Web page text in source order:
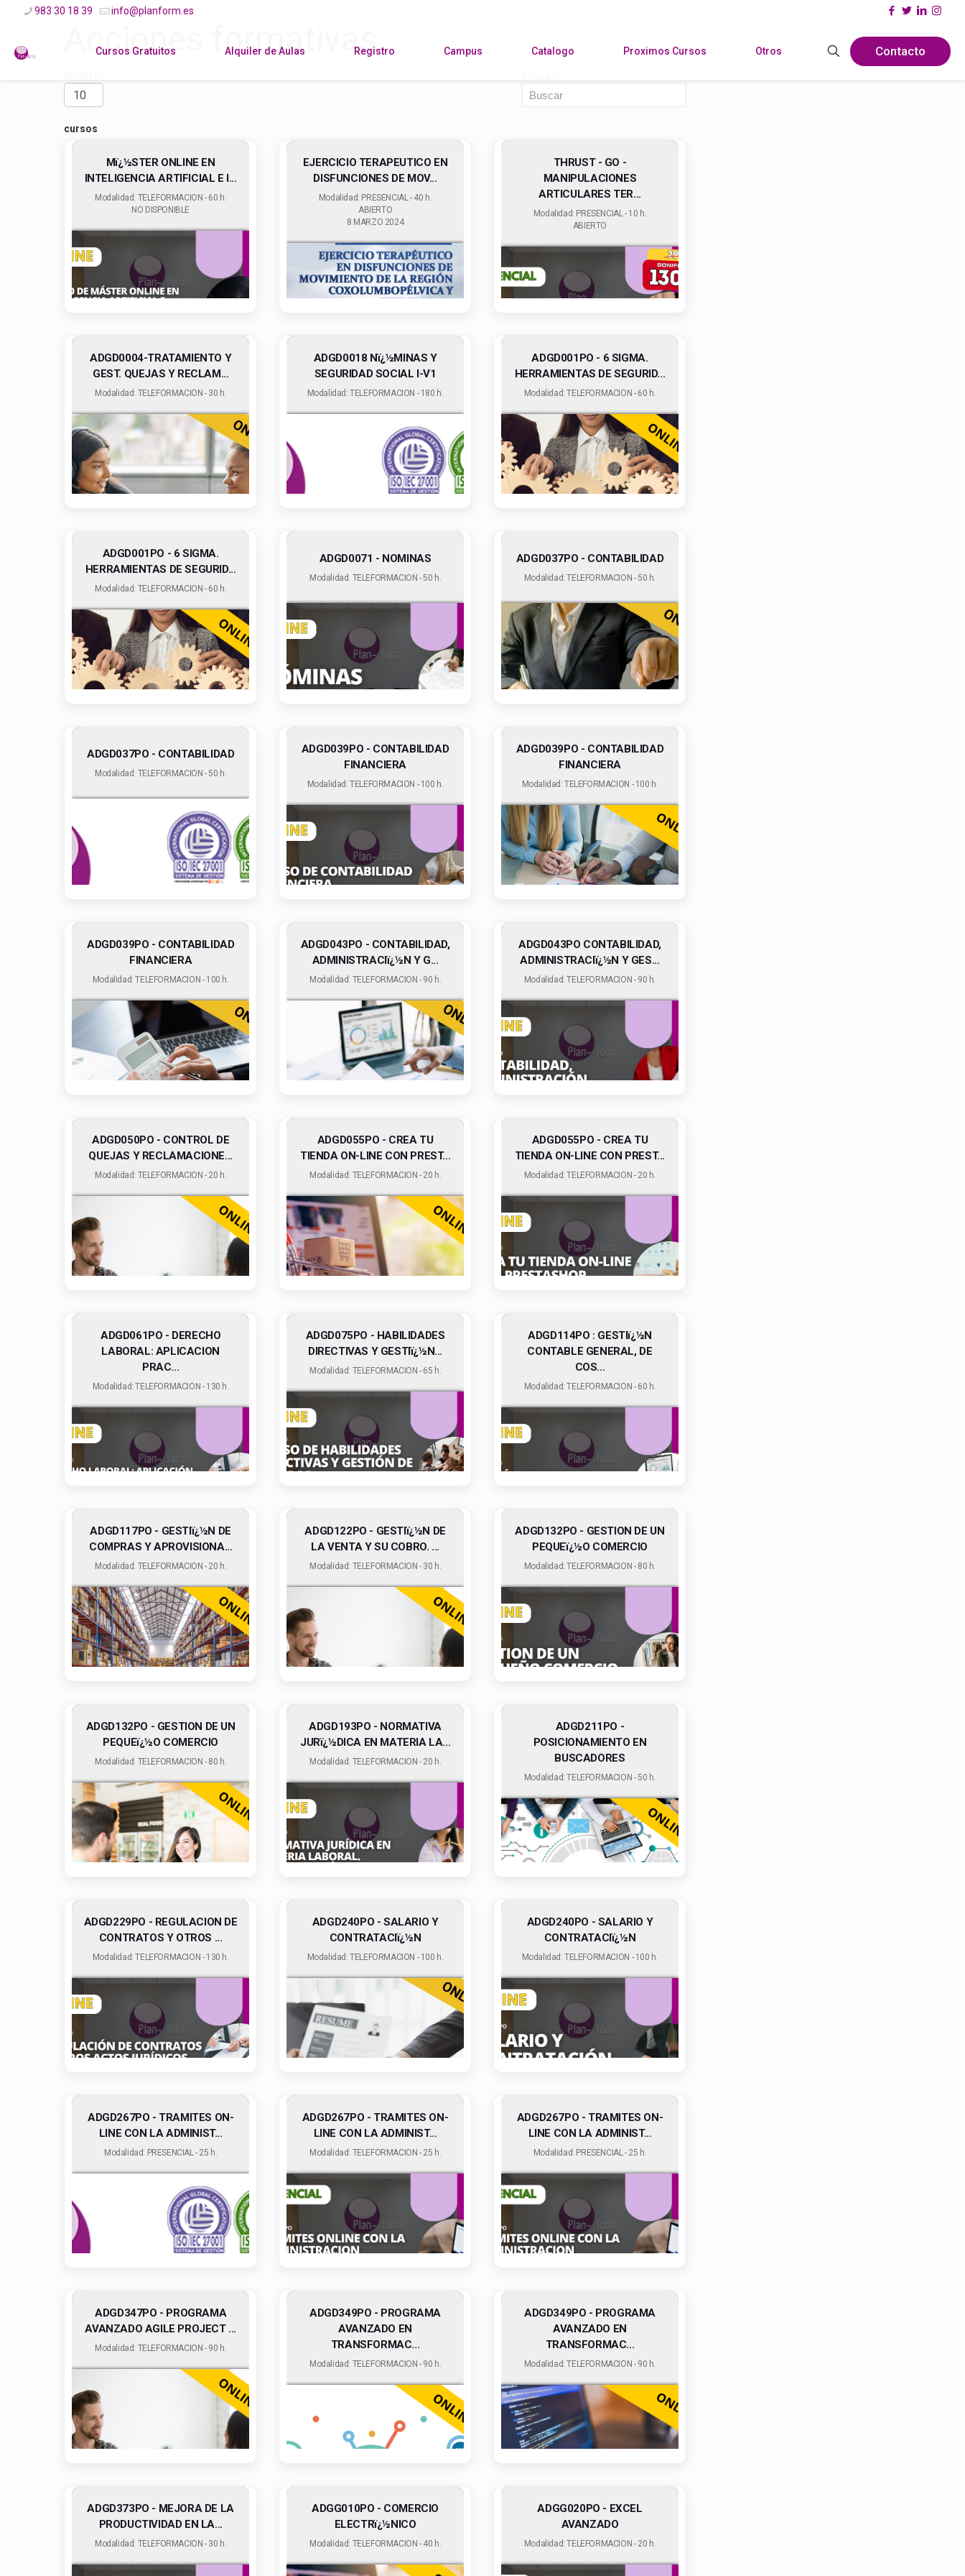
983 30 18 39 info@planform.es
Cursos Gratuitos Alquiler de Aulas Registro Campus Catalogo Proximos Cursos Otros Contacto
Acciones formativas
cursos
Mï¿½STER ONLINE EN
INTELIGENCIA ARTIFICIAL E I...
Modalidad: TELEFORMACION - 60 h.
NO DISPONIBLE
EJERCICIO TERAPEUTICO EN
DISFUNCIONES DE MOV...
Modalidad: PRESENCIAL - 40 h.
ABIERTO
8 MARZO 2024
THRUST - GO -
MANIPULACIONES
ARTICULARES TER...
Modalidad: PRESENCIAL - 10 h.
ABIERTO
ADGD0004-TRATAMIENTO Y
GEST. QUEJAS Y RECLAM...
Modalidad: TELEFORMACION - 30 h.
ADGD0018 Nï¿½MINAS Y
SEGURIDAD SOCIAL I-V1
Modalidad: TELEFORMACION - 180 h.
ADGD001PO - 6 SIGMA.
HERRAMIENTAS DE SEGURID...
Modalidad: TELEFORMACION - 60 h.
ADGD001PO - 6 SIGMA.
HERRAMIENTAS DE SEGURID...
Modalidad: TELEFORMACION - 60 h.
ADGD0071 - NOMINAS
Modalidad: TELEFORMACION - 50 h.
ADGD037PO - CONTABILIDAD
Modalidad: TELEFORMACION - 50 h.
ADGD037PO - CONTABILIDAD
Modalidad: TELEFORMACION - 50 h.
ADGD039PO - CONTABILIDAD
FINANCIERA
Modalidad: TELEFORMACION - 100 h.
ADGD039PO - CONTABILIDAD
FINANCIERA
Modalidad: TELEFORMACION - 100 h.
ADGD039PO - CONTABILIDAD
FINANCIERA
Modalidad: TELEFORMACION - 100 h.
ADGD043PO - CONTABILIDAD,
ADMINISTRACIï¿½N Y G...
Modalidad: TELEFORMACION - 90 h.
ADGD043PO CONTABILIDAD,
ADMINISTRACIï¿½N Y GES...
Modalidad: TELEFORMACION - 90 h.
ADGD050PO - CONTROL DE
QUEJAS Y RECLAMACIONE...
Modalidad: TELEFORMACION - 20 h.
ADGD055PO - CREA TU
TIENDA ON-LINE CON PREST...
Modalidad: TELEFORMACION - 20 h.
ADGD055PO - CREA TU
TIENDA ON-LINE CON PREST...
Modalidad: TELEFORMACION - 20 h.
ADGD061PO - DERECHO
LABORAL: APLICACION
PRAC...
Modalidad: TELEFORMACION - 130 h.
ADGD075PO - HABILIDADES
DIRECTIVAS Y GESTIï¿½N...
Modalidad: TELEFORMACION - 65 h.
ADGD114PO : GESTIï¿½N
CONTABLE GENERAL, DE
COS...
Modalidad: TELEFORMACION - 60 h.
ADGD117PO - GESTIï¿½N DE
COMPRAS Y APROVISIONA...
Modalidad: TELEFORMACION - 20 h.
ADGD122PO - GESTIï¿½N DE
LA VENTA Y SU COBRO. ...
Modalidad: TELEFORMACION - 30 h.
ADGD132PO - GESTION DE UN
PEQUEï¿½O COMERCIO
Modalidad: TELEFORMACION - 80 h.
ADGD132PO - GESTION DE UN
PEQUEï¿½O COMERCIO
Modalidad: TELEFORMACION - 80 h.
ADGD193PO - NORMATIVA
JURï¿½DICA EN MATERIA LA...
Modalidad: TELEFORMACION - 20 h.
ADGD211PO -
POSICIONAMIENTO EN
BUSCADORES
Modalidad: TELEFORMACION - 50 h.
ADGD229PO - REGULACION DE
CONTRATOS Y OTROS ...
Modalidad: TELEFORMACION - 130 h.
ADGD240PO - SALARIO Y
CONTRATACIï¿½N
Modalidad: TELEFORMACION - 100 h.
ADGD240PO - SALARIO Y
CONTRATACIï¿½N
Modalidad: TELEFORMACION - 100 h.
ADGD267PO - TRAMITES ON-
LINE CON LA ADMINIST...
Modalidad: PRESENCIAL - 25 h.
ADGD267PO - TRAMITES ON-
LINE CON LA ADMINIST...
Modalidad: TELEFORMACION - 25 h.
ADGD267PO - TRAMITES ON-
LINE CON LA ADMINIST...
Modalidad: PRESENCIAL - 25 h.
ADGD347PO - PROGRAMA
AVANZADO AGILE PROJECT ...
Modalidad: TELEFORMACION - 90 h.
ADGD349PO - PROGRAMA
AVANZADO EN
TRANSFORMAC...
Modalidad: TELEFORMACION - 90 h.
ADGD349PO - PROGRAMA
AVANZADO EN
TRANSFORMAC...
Modalidad: TELEFORMACION - 90 h.
ADGD373PO - MEJORA DE LA
PRODUCTIVIDAD EN LA...
Modalidad: TELEFORMACION - 30 h.
ADGG010PO - COMERCIO
ELECTRï¿½NICO
Modalidad: TELEFORMACION - 40 h.
ADGG020PO - EXCEL
AVANZADO
Modalidad: TELEFORMACION - 20 h.